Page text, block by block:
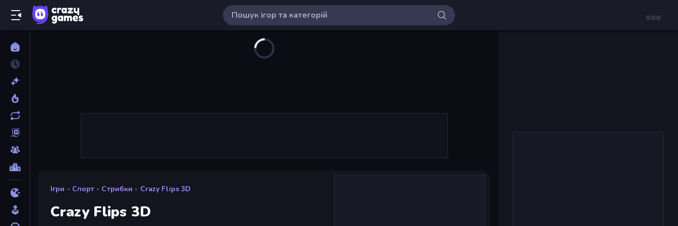
Ігри » Спорт » Стрибки » Crazy Flips 3D
Crazy Flips 3D